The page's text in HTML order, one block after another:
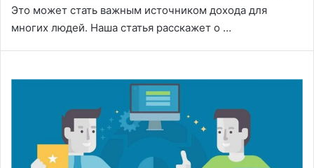
Это может стать важным источником дохода для
многих людей. Наша статья расскажет о …